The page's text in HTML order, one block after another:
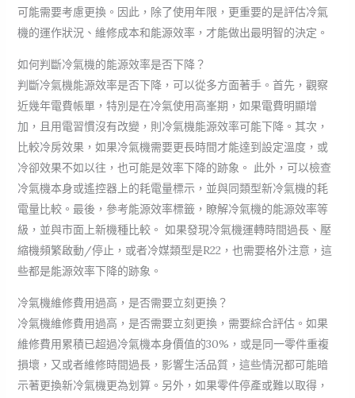
可能需要考慮更換。因此，除了使用年限，更重要的是評估冷氣
機的運作狀況、維修成本和能源效率，才能做出最明智的決定。
如何判斷冷氣機的能源效率是否下降？
判斷冷氣機能源效率是否下降，可以從多方面著手。首先，觀察
近幾年電費帳單，特別是在冷氣使用高峯期，如果電費明顯增
加，且用電習慣沒有改變，則冷氣機能源效率可能下降。其次，
比較冷房效果，如果冷氣機需要更長時間才能達到設定溫度，或
冷卻效果不如以往，也可能是效率下降的跡象。 此外，可以檢查
冷氣機本身或遙控器上的耗電量標示，並與同類型新冷氣機的耗
電量比較。最後，參考能源效率標籤，瞭解冷氣機的能源效率等
級，並與市面上新機種比較。 如果發現冷氣機運轉時間過長、壓
縮機頻繁啟動/停止，或者冷媒類型是R22，也需要格外注意，這
些都是能源效率下降的跡象。
冷氣機維修費用過高，是否需要立刻更換？
冷氣機維修費用過高，是否需要立刻更換，需要綜合評估。如果
維修費用累積已超過冷氣機本身價值的30%，或是同一零件重複
損壞，又或者維修時間過長，影響生活品質，這些情況都可能暗
示著更換新冷氣機更為划算。另外，如果零件停產或難以取得，